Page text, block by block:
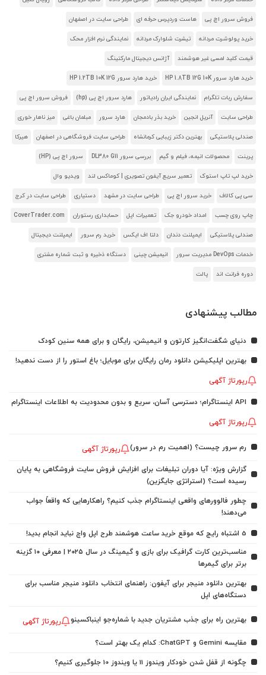
فروش سرور اچ پی هاست وردپرس حرفه ای طراحی سایت در اصفهان
خرید پولوشرت مردانه تیشرت شلوارک مردانه نمایندگی نرم افزار محک
قیمت کلید لمسی غیر هوشمند آژانس دیجیتال مارکتینگ
خرید هارد سرور HP 1.8TB 12G 10K خرید هارد سرور HP 1.2TB 10K 12G
سفارش ربات تلگرام نمایندگی ایران رادیاتور هارد سرور اچ پی (hp) فروش سرور اچ پی
طراحی سایت آنریل انجین خرید بذر بادمجان هارد سرور مبلمان باغی میز ناهار خوری
صندلی پلاستیکی بهترین دکتر زیبایی کرمانشاه طراحی سایت فروشگاهی در اصفهان هیرکا
پرینت محصولات انیمه، فیلم و گیم بررسی سرور DL380 G11 سرور اچ پی (HP)
خرید لپ تاپ استوک تعمیر سریع آیفون تصویری | کوماکس لند ویدیو وال
سی پی کالاف خرید سرور اچ پی طراحی سایت در مشهد دستیاری طراحی سایت در کرج
چاپ روی چسب امداد خودرو جک تعمیرات اپل حسابداری رستوران CoverTrader.com
صندلی پلاستیکی ایمپلنت دندان دلتا اف ایکس خرید رم سرور ایمپلنت دیجیتال
خدمات DevOps مدیریت سرور انیمیشن چینی دستگاه ذخیره و ثبت شماره مشتری
دوره فرانت اند پالت
مطالب پیشنهادی
دنیای شگفت‌انگیز کارتون و انیمیشن، رایگان و برای همه سنین کودک
بهترین اپلیکیشن دانلود رمان رایگان برای موبایل؛ باغ استور را از دست ندهید!
رپورتاژ آگهی
API اینستاگرام؛ دسترسی آسان، سریع و بدون محدودیت به اطلاعات اینستاگرام
رپورتاژ آگهی
رم سرور چیست؟ (اهمیت رم در سرور) رپورتاژ آگهی
گزارش ویژه: آیا دوران تبلیغات برای افزایش فروش سایت فروشگاهی به پایان
رسیده است؟ (استراتژی جایگزین)
چطور فالوورهای واقعی اینستاگرام جذب کنیم؟ راهکارهایی که واقعاً جواب
می‌دهند!
5 اشتباه رایج که موقع خرید ساعت هوشمند طرح اپل واچ نباید انجام بدید!
مناسب‌ترین کارت گرافیک برای بازی و گیمینگ در سال ۲۰۲۵ | معرفی ۱۰ گزینه
برتر برای گیمرها
بهترین دانلود منیجر برای آیفون: راهنمای انتخاب دانلود منیجر مناسب برای
دستگاه‌های اپل
بهترین راه برای جذب مشتریان جدید با شماره‌جو اینباکسینو رپورتاژ آگهی
مقایسه Gemini و ChatGPT: کدام یک بهتر است؟
چگونه از قفل شدن خودکار ویندوز 11 یا ویندوز 10 جلوگیری کنیم؟